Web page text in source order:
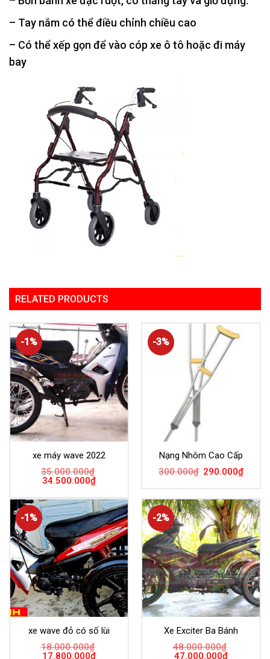
– Tay nắm có thể điều chỉnh chiều cao
– Có thể xếp gọn để vào cóp xe ô tô hoặc đi máy
bay
RELATED PRODUCTS
-1%
xe máy wave 2022
35.000.000₫
34.500.000₫
-3%
Nạng Nhôm Cao Cấp
300.000₫ 290.000₫
-1%
xe wave đỏ có số lùi
18.000.000₫
17.800.000₫
-2%
Xe Exciter Ba Bánh
48.000.000₫
47.000.000₫